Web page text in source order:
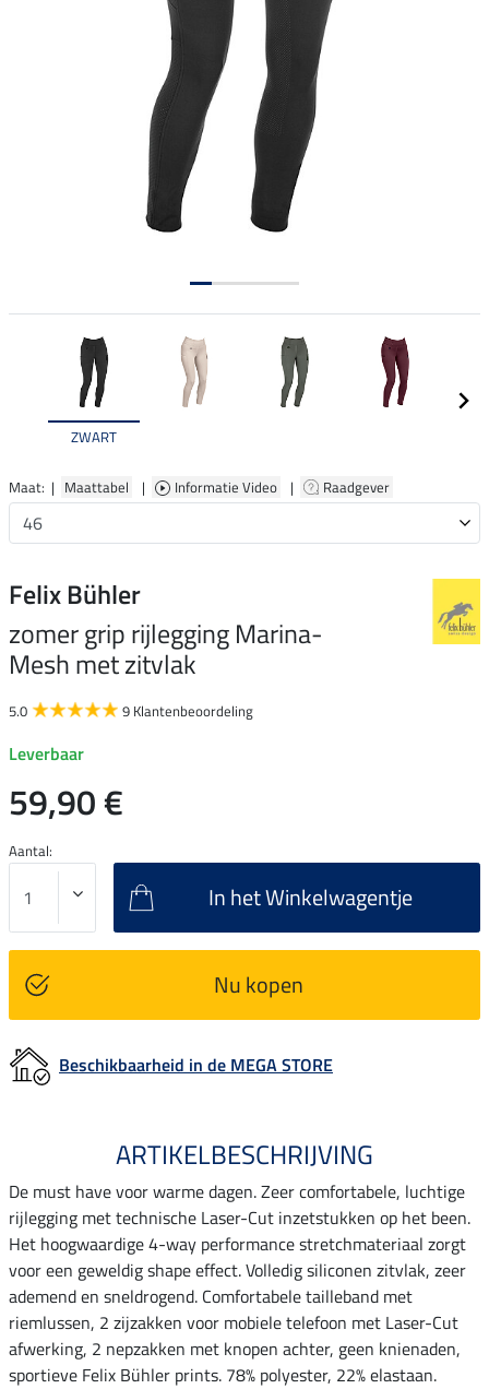
ZWART
Maat: | Maattabel | Informatie Video | Raadgever
Felix Bühler
zomer grip rijlegging Marina-
Mesh met zitvlak
5.0 9 Klantenbeoordeling
Leverbaar
59,90 €
Aantal:
In het Winkelwagentje
Nu kopen
Beschikbaarheid in de MEGA STORE
ARTIKELBESCHRIJVING
De must have voor warme dagen. Zeer comfortabele, luchtige
rijlegging met technische Laser-Cut inzetstukken op het been.
Het hoogwaardige 4-way performance stretchmateriaal zorgt
voor een geweldig shape effect. Volledig siliconen zitvlak, zeer
ademend en sneldrogend. Comfortabele tailleband met
riemlussen, 2 zijzakken voor mobiele telefoon met Laser-Cut
afwerking, 2 nepzakken met knopen achter, geen knienaden,
sportieve Felix Bühler prints. 78% polyester, 22% elastaan.